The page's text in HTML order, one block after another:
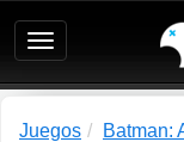
Ultimagame:
Revista
de
Juegos Batman: